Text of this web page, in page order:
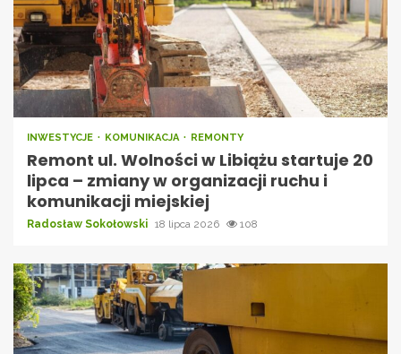
INWESTYCJE KOMUNIKACJA REMONTY
Remont ul. Wolności w Libiążu startuje 20
lipca – zmiany w organizacji ruchu i
komunikacji miejskiej
Radosław Sokołowski 18 lipca 2026 108